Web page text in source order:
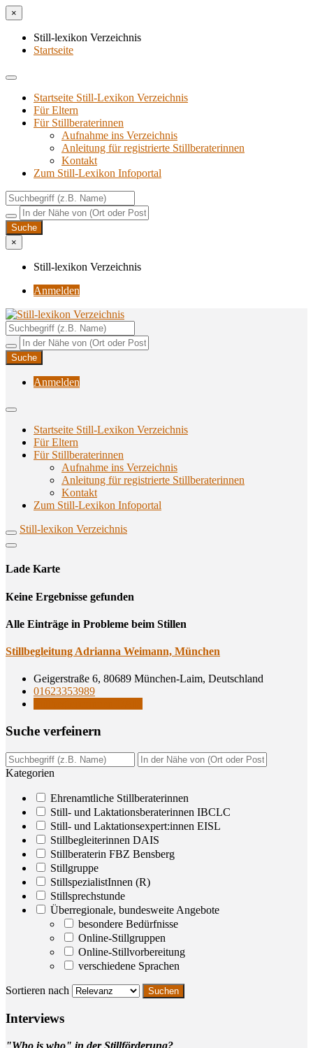
×
Still-lexikon Verzeichnis
Startseite
Startseite Still-Lexikon Verzeichnis
Für Eltern
Für Stillberaterinnen
Aufnahme ins Verzeichnis
Anlei­tung für regis­trier­te Stillberaterinnen
Kon­takt
Zum Still-Lexikon Infoportal
×
Still-lexikon Verzeichnis
Anmelden
Still-lexikon Verzeichnis
Unterstützungsangebote rund ums Stillen
Anmelden
Startseite Still-Lexikon Verzeichnis
Für Eltern
Für Stillberaterinnen
Aufnahme ins Verzeichnis
Anlei­tung für regis­trier­te Stillberaterinnen
Kon­takt
Zum Still-Lexikon Infoportal
Still-lexikon Verzeichnis
Lade Karte
Кeine Ergebnisse gefunden
Alle Einträge in Probleme beim Stillen
Still­be­glei­tung Adri­an­na Wei­mann, München
Geigerstraße 6, 80689 München-Laim, Deutschland
01623353989
Suche ver­fei­nern
Kategorien
Ehrenamtliche Stillberaterinnen
Still- und Laktationsberaterinnen IBCLC
Still- und Laktationsexpert:innen EISL
Stillbegleiterinnen DAIS
Stillberaterin FBZ Bensberg
Stillgruppe
StillspezialistInnen (R)
Stillsprechstunde
Überregionale, bundesweite Angebote
besondere Bedürfnisse
Online-Stillgruppen
Online-Stillvorbereitung
verschiedene Sprachen
Sortieren nach
Inter­views